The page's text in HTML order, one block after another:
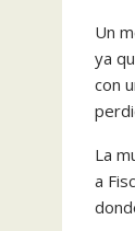
Un
ya
con
La
a